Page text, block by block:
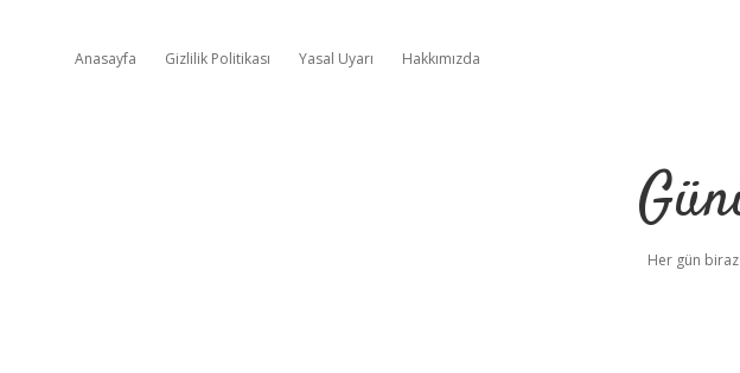
Anasayfa Gizlilik Politikası Yasal Uyarı Hakkımızda
Her gün